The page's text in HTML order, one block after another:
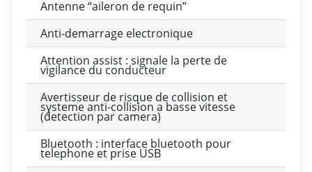
Antenne “aileron de requin”
Anti-demarrage electronique
Attention assist : signale la perte de
vigilance du conducteur
Avertisseur de risque de collision et
systeme anti-collision a basse vitesse
(detection par camera)
Bluetooth : interface bluetooth pour
telephone et prise USB